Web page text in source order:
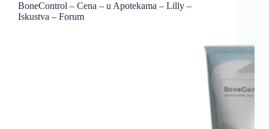
BoneControl – Cena – u Apotekama – Lilly –
Iskustva – Forum